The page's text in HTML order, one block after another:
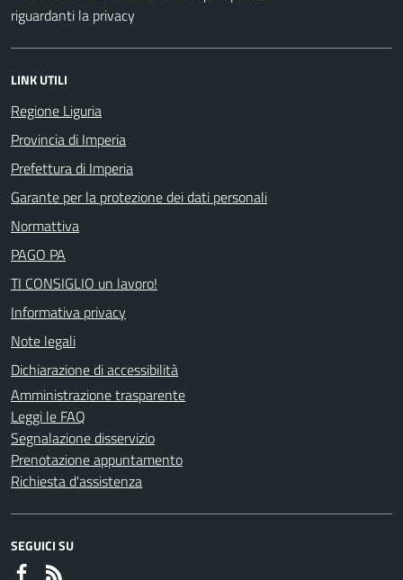
riguardanti la privacy
LINK UTILI
Regione Liguria
Provincia di Imperia
Prefettura di Imperia
Garante per la protezione dei dati personali
Normattiva
PAGO PA
TI CONSIGLIO un lavoro!
Informativa privacy
Note legali
Dichiarazione di accessibilità
Amministrazione trasparente
Leggi le FAQ
Segnalazione disservizio
Prenotazione appuntamento
Richiesta d'assistenza
SEGUICI SU